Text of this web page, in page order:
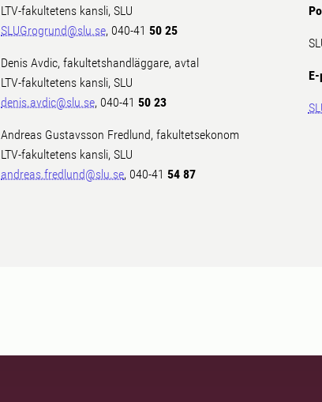
LTV-fakultetens kansli, SLU
SLUGrogrund@slu.se, 040-41 50 25
Denis Avdic, fakultetshandläggare, avtal
LTV-fakultetens kansli, SLU
denis.avdic@slu.se, 040-4150 23
Andreas Gustavsson Fredlund, fakultetsekonom
LTV-fakultetens kansli, SLU
andreas.fredlund@slu.se, 040-4154 87